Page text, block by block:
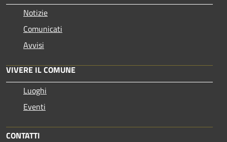
Notizie
Comunicati
Avvisi
VIVERE IL COMUNE
Luoghi
Eventi
CONTATTI